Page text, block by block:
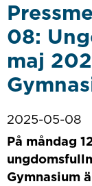
08:
maj
2025-05-08
På måndag
Gymnasium